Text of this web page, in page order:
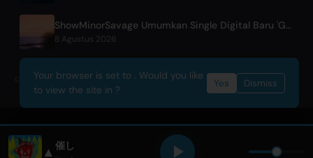
ShowMinorSavage Umumkan Single Digital Baru 'Gradation'
8 Agustus 2026
© 2026 OnlyHit. All rights reserved. - Metadata provided byACRCloud
▲ 催し
Your browser is set to . Would you like
to view the site in ?
Yes Dismiss